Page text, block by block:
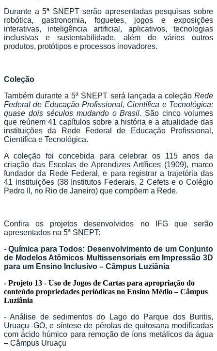
Durante a 5ª SNEPT serão apresentadas pesquisas sobre
robótica, gastronomia, foguetes, jogos e exposições
interativas, inteligência artificial, aplicativos, tecnologias
inclusivas e sustentabilidade, além de vários outros
produtos, protótipos e processos inovadores.
Coleção
Também durante a 5ª SNEPT será lançada a coleção Rede
Federal de Educação Profissional, Científica e Tecnológica:
quase dois séculos mudando o Brasil. São cinco volumes
que reúnem 41 capítulos sobre a história e a atualidade das
instituições da Rede Federal de Educação Profissional,
Científica e Tecnológica.
A coleção foi concebida para celebrar os 115 anos da
criação das Escolas de Aprendizes Artífices (1909), marco
fundador da Rede Federal, e para registrar a trajetória das
41 instituições (38 Institutos Federais, 2 Cefets e o Colégio
Pedro II, no Rio de Janeiro) que compõem a Rede.
Confira os projetos desenvolvidos no IFG que serão
apresentados na 5ª SNEPT:
-Química para Todos: Desenvolvimento de um Conjunto
de Modelos Atômicos Multissensoriais em Impressão 3D
para um Ensino Inclusivo – Câmpus Luziânia
- Projeto 13 - Uso de Jogos de Cartas para apropriação do
conteúdo propriedades periódicas no Ensino Médio – Câmpus
Luziânia
- Análise de sedimentos do Lago do Parque dos Buritis,
Uruaçu–GO, e síntese de pérolas de quitosana modificadas
com ácido húmico para remoção de íons metálicos da água
– Câmpus Uruaçu